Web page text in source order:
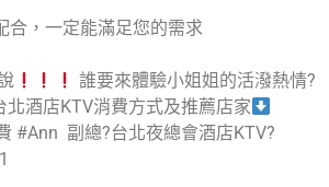
合，一定能滿足您的需求
誰要來體驗小姐姐的活潑熱情?
北酒店KTV消費方式及推薦店家
#Ann 副總?台北夜總會酒店KTV?